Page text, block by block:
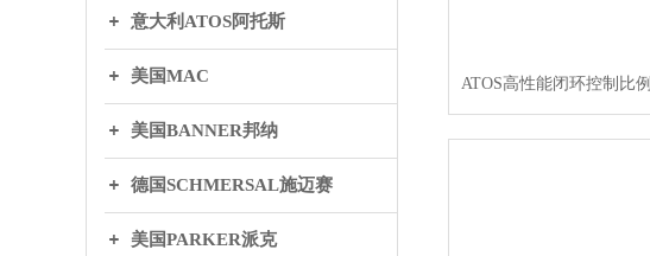
意大利ATOS阿托斯
美国MAC
美国BANNER邦纳
德国SCHMERSAL施迈赛
美国PARKER派克